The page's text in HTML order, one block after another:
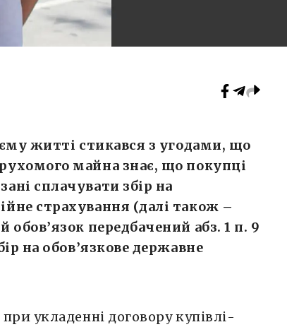
житті стикався з угодами, що
майна знає, що покупці
сплачувати збір на
страхування (далі також –
обов’язок передбачений абз. 1 п. 9
на обов’язкове державне
укладенні договору купівлі-